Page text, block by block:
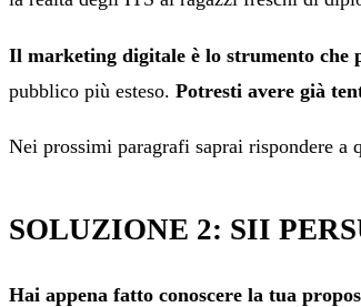
Il marketing digitale è lo strumento
pubblico più esteso. Potresti avere già
Nei prossimi paragrafi saprai rispondere a
SOLUZIONE 2: SII
Hai appena fatto conoscere la tua